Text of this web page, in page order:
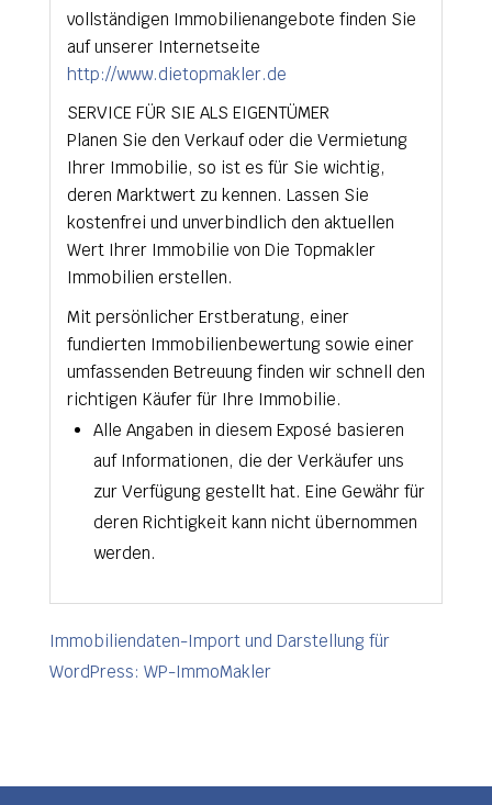
vollständigen Immobilienangebote finden Sie
auf unserer Internetseite
http://www.dietopmakler.de
SERVICE FÜR SIE ALS EIGENTÜMER
Planen Sie den Verkauf oder die Vermietung
Ihrer Immobilie, so ist es für Sie wichtig,
deren Marktwert zu kennen. Lassen Sie
kostenfrei und unverbindlich den aktuellen
Wert Ihrer Immobilie von Die Topmakler
Immobilien erstellen.
Mit persönlicher Erstberatung, einer
fundierten Immobilienbewertung sowie einer
umfassenden Betreuung finden wir schnell den
richtigen Käufer für Ihre Immobilie.
Alle Angaben in diesem Exposé basieren
auf Informationen, die der Verkäufer uns
zur Verfügung gestellt hat. Eine Gewähr für
deren Richtigkeit kann nicht übernommen
werden.
Immobiliendaten-Import und Darstellung für
WordPress: WP-ImmoMakler